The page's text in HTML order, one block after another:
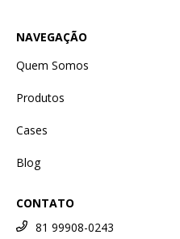
NAVEGAÇÃO
Quem Somos
Produtos
Cases
Blog
CONTATO
81 99908-0243